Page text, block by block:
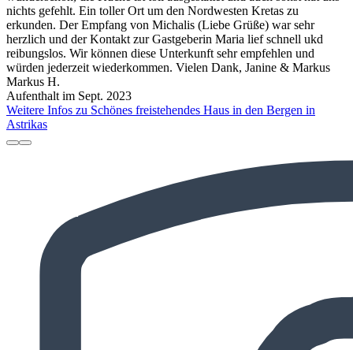
nichts gefehlt. Ein toller Ort um den Nordwesten Kretas zu
erkunden. Der Empfang von Michalis (Liebe Grüße) war sehr
herzlich und der Kontakt zur Gastgeberin Maria lief schnell ukd
reibungslos. Wir können diese Unterkunft sehr empfehlen und
würden jederzeit wiederkommen. Vielen Dank, Janine & Markus
Markus H.
Aufenthalt im Sept. 2023
Weitere Infos zu Schönes freistehendes Haus in den Bergen in
Astrikas